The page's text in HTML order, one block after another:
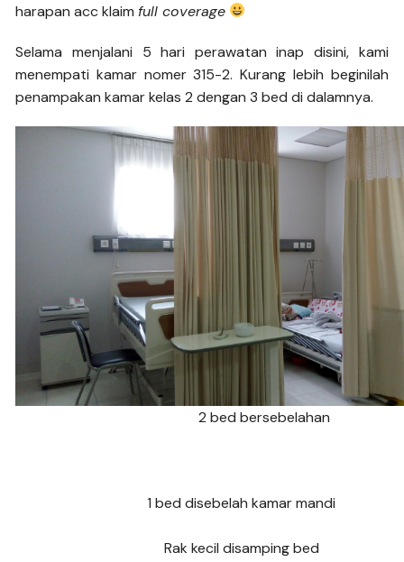
harapan acc klaim full coverage
Selama menjalani 5 hari perawatan inap disini, kami
menempati kamar nomer 315-2. Kurang lebih beginilah
penampakan kamar kelas 2 dengan 3 bed di dalamnya.
2 bed bersebelahan
1 bed disebelah kamar mandi
Rak kecil disamping bed